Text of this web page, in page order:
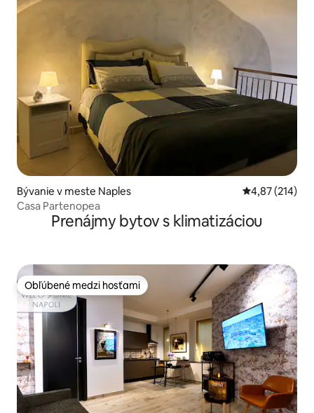
Bývanie v meste Naples Priemerné
4,87 (214)
Casa Partenopea
Prenájmy bytov s klimatizáciou
Obľúbené medzi hosťami
Obľúbené medzi hosťami